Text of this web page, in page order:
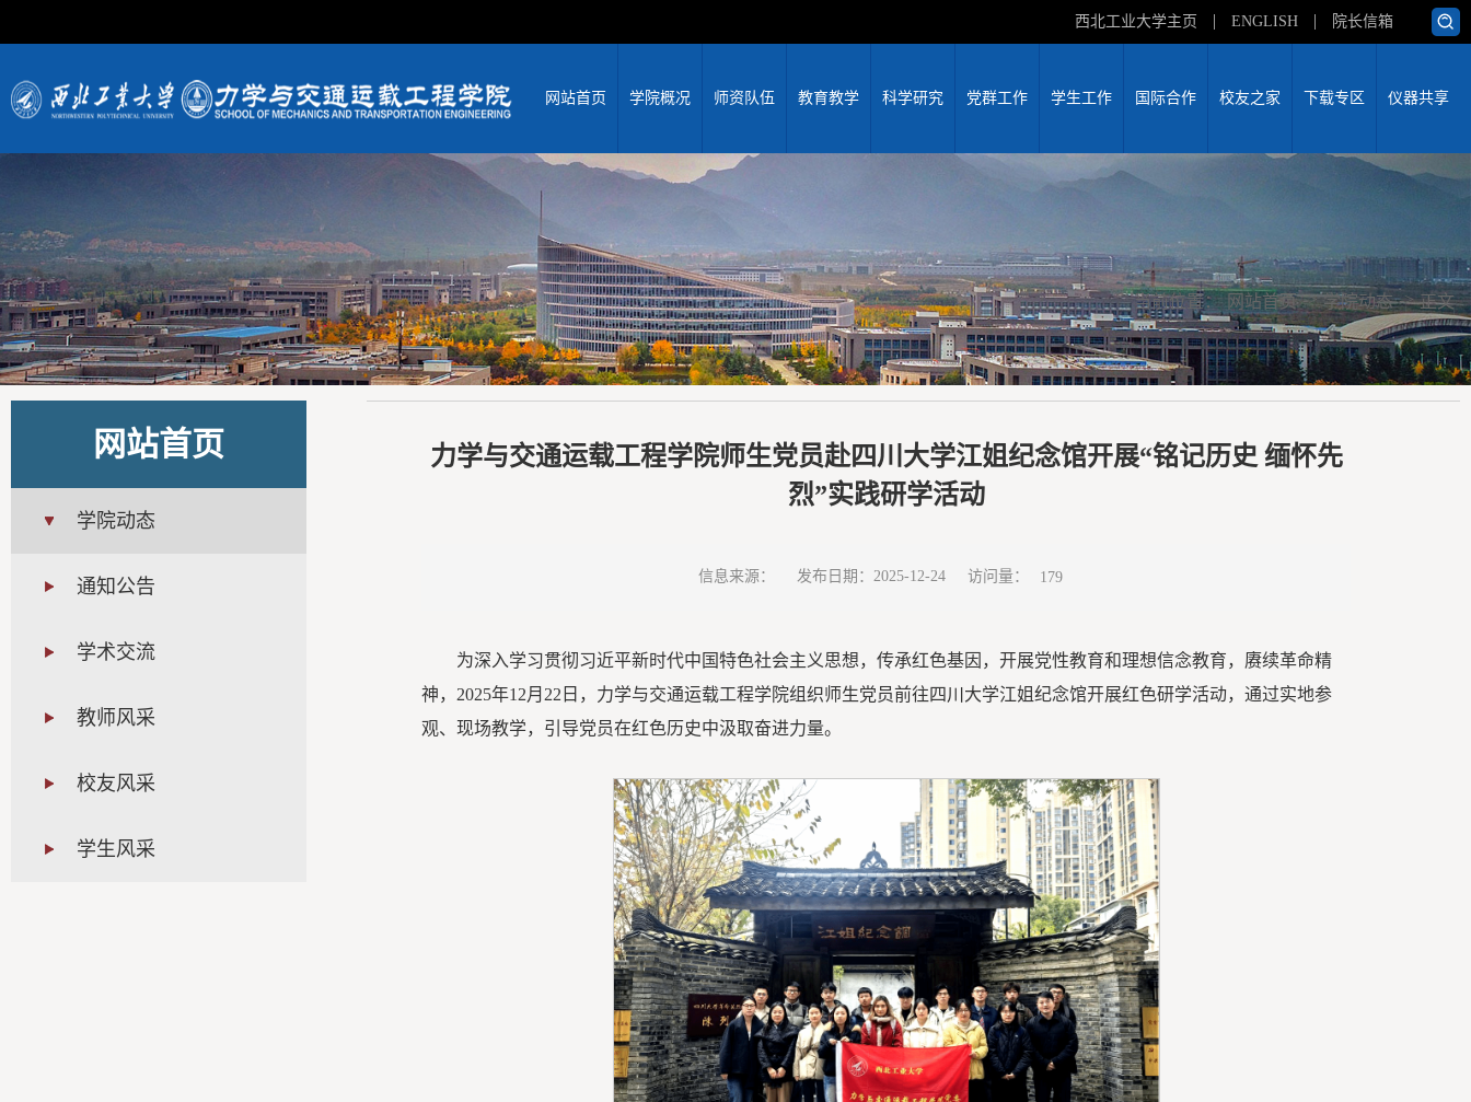
西北工业大学主页 ENGLISH 院长信箱
网站首页 学院概况 师资队伍 教育教学 科学研究 党群工作 学生工作 国际合作 校友之家 下载专区 仪器共享
当前位置： 网站首页 -> 学院动态 -> 正文
网站首页
学院动态
通知公告
学术交流
教师风采
校友风采
学生风采
力学与交通运载工程学院师生党员赴四川大学江姐纪念馆开展“铭记历史 缅怀先
烈”实践研学活动
信息来源： 发布日期：2025-12-24 访问量： 179
为深入学习贯彻习近平新时代中国特色社会主义思想，传承红色基因，开展党性教育和理想信念教育，赓续革命精
神，2025年12月22日，力学与交通运载工程学院组织师生党员前往四川大学江姐纪念馆开展红色研学活动，通过实地参
观、现场教学，引导党员在红色历史中汲取奋进力量。